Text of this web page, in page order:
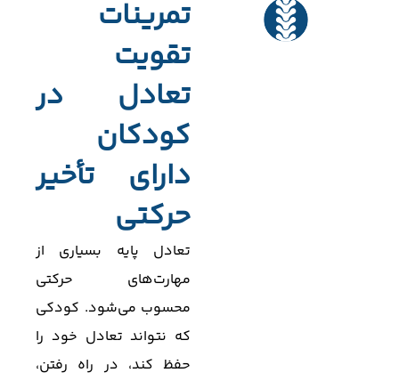
تمرینات
تقویت
تعادل در
کودکان
دارای تأخیر
حرکتی
تعادل پایه بسیاری از
مهارت‌های حرکتی
محسوب می‌شود. کودکی
که نتواند تعادل خود را
حفظ کند، در راه رفتن،